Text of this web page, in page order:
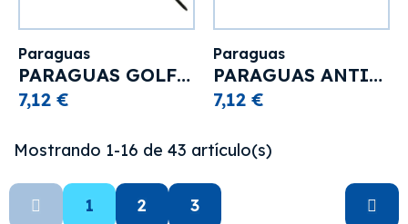
Paraguas
PARAGUAS GOLF ESPAÑA
7,12 €
Paraguas
PARAGUAS ANTIVENTISCA ESPAÑA "STORM" BIG SIZE
7,12 €
Mostrando 1-16 de 43 artículo(s)
1 2 3